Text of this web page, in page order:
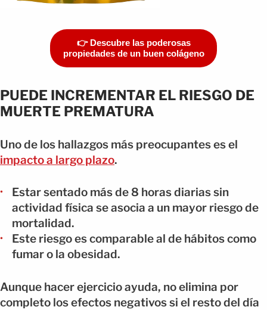
👉 Descubre las poderosas
propiedades de un buen colágeno
PUEDE INCREMENTAR EL RIESGO DE
MUERTE PREMATURA
Uno de los hallazgos más preocupantes es el
impacto a largo plazo.
Estar sentado más de 8 horas diarias sin
actividad física se asocia a un mayor riesgo de
mortalidad.
Este riesgo es comparable al de hábitos como
fumar o la obesidad.
Aunque hacer ejercicio ayuda, no elimina por
completo los efectos negativos si el resto del día